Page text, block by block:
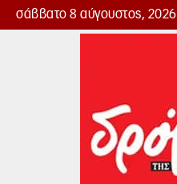
σάββατο 8 αύγουστος, 2026
Δρόμος